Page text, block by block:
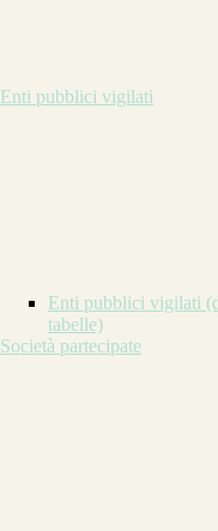
Enti pubblici vigilati
Enti pubblici vigilati
tabelle)
Società partecipate